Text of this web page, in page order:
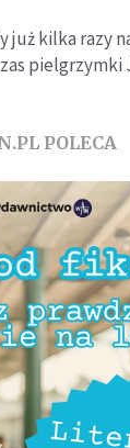
już kilka razy
pielgrzymki
POLECA